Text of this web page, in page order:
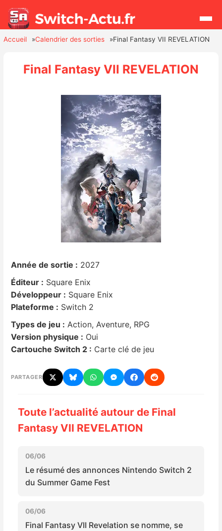
Hardware
Mises à jour
Chiffres de ventes
Rumeurs
Nintendo Direct
Tests et previews
Tests de jeux
Tests d’accessoires
Autres tests
Previews
Précommandes jeux Switch 2
Sorties de jeux
Bons plans
Guides
Accueil Calendrier des sorties Final Fantasy VII REVELATION
Final Fantasy VII REVELATION
Année de sortie : 2027
Éditeur : Square Enix
Développeur : Square Enix
Plateforme : Switch 2
Types de jeu : Action, Aventure, RPG
Version physique : Oui
Cartouche Switch 2 : Carte clé de jeu
PARTAGER
Toute l’actualité autour de Final
Fantasy VII REVELATION
06/06
Le résumé des annonces Nintendo Switch 2
du Summer Game Fest
06/06
Final Fantasy VII Revelation se nomme, se